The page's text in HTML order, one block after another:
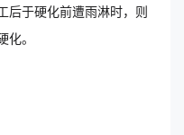
后于硬化前遭雨淋时，则
。